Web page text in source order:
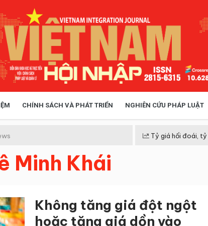
CHÍNH SÁCH VÀ PHÁT TRIỂN NGHIÊN CỨU PHÁP LUẬT
Tỷ giá hối đoái,
Minh Khái
Không tăng giá đột ngột
hoặc tăng giá dồn vào